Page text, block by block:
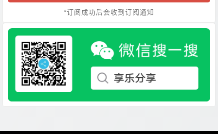
*订阅成功后会收到订阅通知